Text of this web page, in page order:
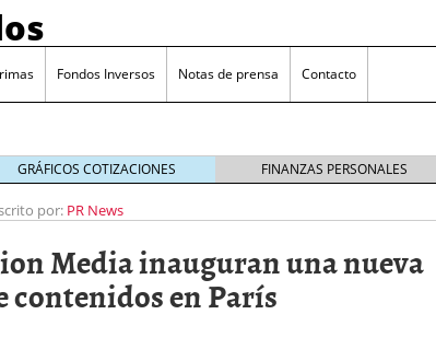
Fondos Inversos Notas de prensa Contacto
GRÁFICOS COTIZACIONES FINANZAS PERSONALES
por: PR News
Media inauguran una nueva
contenidos en París